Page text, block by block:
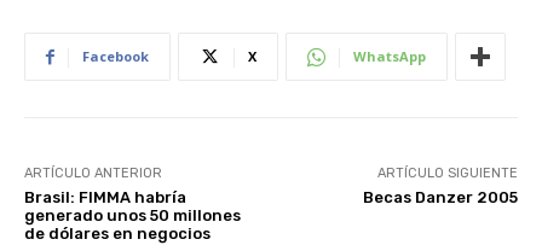
Facebook X WhatsApp
ARTÍCULO ANTERIOR
Brasil: FIMMA habría
generado unos 50 millones
de dólares en negocios
ARTÍCULO SIGUIENTE
Becas Danzer 2005